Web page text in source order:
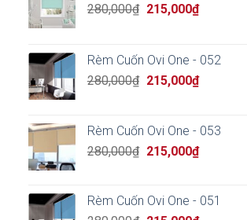
280,000₫ Original
280,000₫.
215,000₫Current
215,000₫.
Rèm Cuốn Ovi One - 052
280,000₫ Original
280,000₫.
215,000₫Current
215,000₫.
Rèm Cuốn Ovi One - 053
280,000₫ Original
280,000₫.
215,000₫Current
215,000₫.
Rèm Cuốn Ovi One - 051